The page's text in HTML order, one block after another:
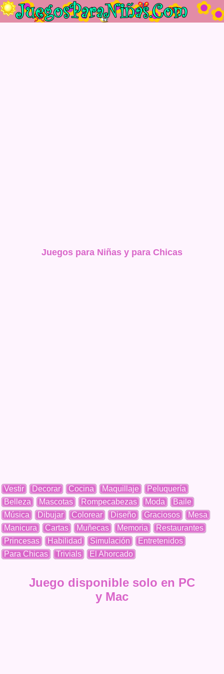
Juegos para Niñas y para Chicas
Vestir Decorar Cocina Maquillaje
Peluquería
Belleza
Mascotas Rompecabezas Moda
Baile
Música
Dibujar Colorear Diseño Graciosos
Mesa
Manicura
Cartas Muñecas Memoria
Restaurantes
Princesas
Habilidad Simulación
Entretenidos
Para Chicas
Trivials El Ahorcado
Juego disponible solo en PC
y Mac